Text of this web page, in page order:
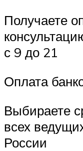
Получаете
с 9 до 21
Оплата
Выбираете
всех
России